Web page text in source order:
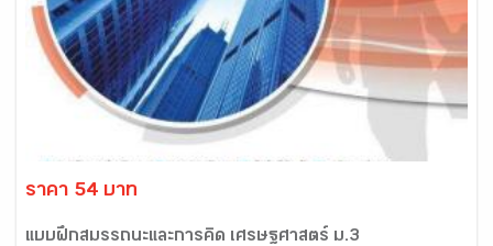
ราคา 54 บาท
แบบฝึกสมรรถนะและการคิด เศรษฐศาสตร์ ม.3